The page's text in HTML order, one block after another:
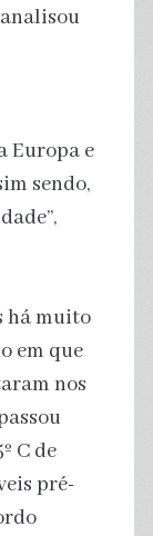
Europa e
sendo,
há muito
em que
nos
C de
pré-